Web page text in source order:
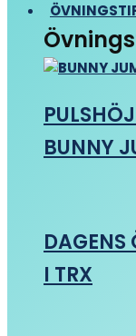
BUNNY
DAGENS
I TRX